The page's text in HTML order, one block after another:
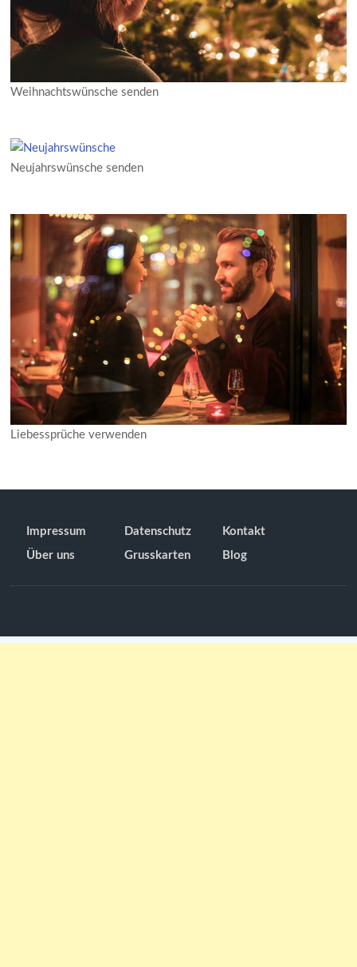
Weihnachtswünsche senden
Neujahrswünsche senden
Liebessprüche verwenden
Impressum Datenschutz
Kontakt
Über uns
Grusskarten Blog